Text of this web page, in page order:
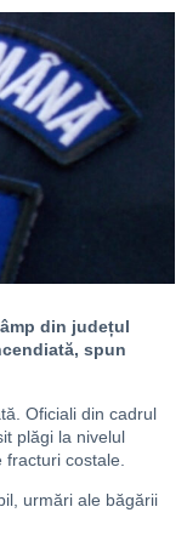
din județul
spun
Oficiali din cadrul
plăgi la nivelul
costale.
urmări ale băgării